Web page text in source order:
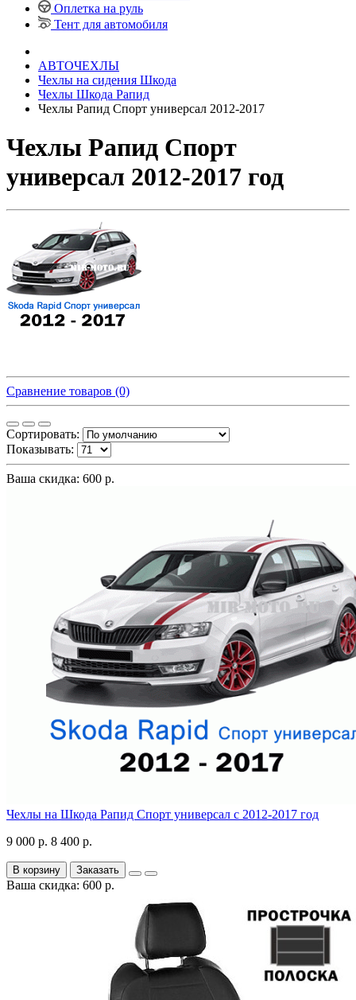
Оплетка на руль
Тент для автомобиля
АВТОЧЕХЛЫ
Чехлы на сидения Шкода
Чехлы Шкода Рапид
Чехлы Рапид Спорт универсал 2012-2017
Чехлы Рапид Спорт
универсал 2012-2017 год
Сравнение товаров (0)
Сортировать:
Показывать:
Ваша скидка: 600 р.
Чехлы на Шкода Рапид Спорт универсал с 2012-2017 год
9 000 р. 8 400 р.
В корзину Заказать
Ваша скидка: 600 р.